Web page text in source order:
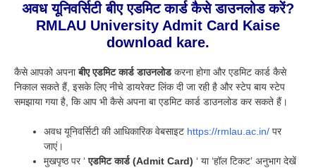
अवध यूनिवर्सिटी बीए एडमिट कार्ड कैसे डाउनलोड करें?
RMLAU University Admit Card Kaise
download kare.
कैसे आपको अपनाबीए एडमिट कार्ड डाउनलोडकरना होगा और एडमिट कार्ड कैसे
निकाल सकते हैं, इसके लिए नीचे डायरेक्ट लिंक दी जा रही है और स्टेप बाय स्टेप
समझाया गया है, कि आप भी कैसे अपना बा एडमिट कार्ड डाउनलोड कर सकते हैं।
अवध यूनिवर्सिटी की आधिकारिक वेबसाइट https://rmlau.ac.in/ पर
जाएं।
मुखपृष्ठ पर ‘एडमिट कार्ड (Admit Card) ‘ या ‘हॉल टिकट’ अनुभाग देखें